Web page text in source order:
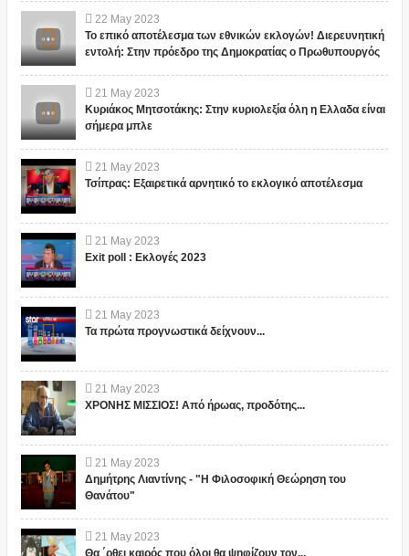
22 May 2023
Το επικό αποτέλεσμα των εθνικών εκλογών! Διερευνητική
εντολή: Στην πρόεδρο της Δημοκρατίας ο Πρωθυπουργός
21 May 2023
Κυριάκος Μητσοτάκης: Στην κυριολεξία όλη η Ελλαδα είναι
σήμερα μπλε
21 May 2023
Τσίπρας: Εξαιρετικά αρνητικό το εκλογικό αποτέλεσμα
21 May 2023
Exit poll : Εκλογές 2023
21 May 2023
Τα πρώτα προγνωστικά δείχνουν...
21 May 2023
ΧΡΟΝΗΣ ΜΙΣΣΙΟΣ! Από ήρωας, προδότης...
21 May 2023
Δημήτρης Λιαντίνης - "Η Φιλοσοφική Θεώρηση του
Θανάτου"
21 May 2023
Θα ΄ρθει καιρός που όλοι θα ψηφίζουν τον...